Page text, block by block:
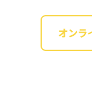
オンラ